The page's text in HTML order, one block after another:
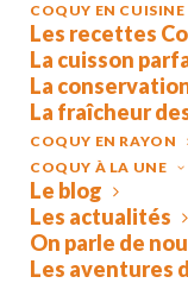
COQUY EN CUISINE
Les recettes
La cuisson
La
La fraîcheur
COQUY EN RAYON
COQUY À LA UNE
Le blog
Les actualités
On parle de
Les aventures
DES